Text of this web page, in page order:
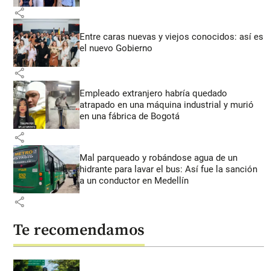
share
Entre caras nuevas y viejos conocidos: así es
el nuevo Gobierno
share
Empleado extranjero habría quedado
atrapado en una máquina industrial y murió
en una fábrica de Bogotá
share
Mal parqueado y robándose agua de un
hidrante para lavar el bus: Así fue la sanción
a un conductor en Medellín
share
Te recomendamos